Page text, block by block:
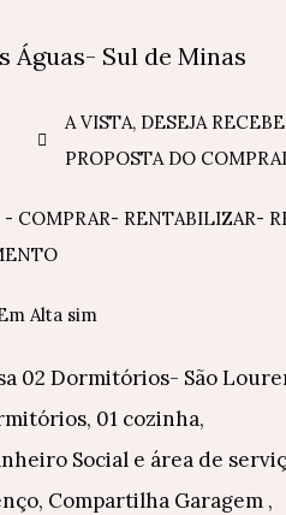
Águas- Sul de Minas
A VISTA, DESEJA
PROPOSTA DO
COMPRAR- RENTABILIZAR-
Alta sim
02 Dormitórios- São
01 cozinha,
Social e área de
Compartilha Garagem ,